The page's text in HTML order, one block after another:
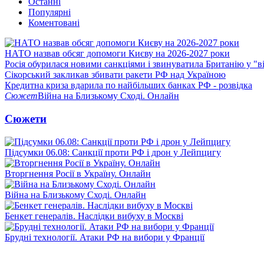
Популярні
Коментовані
НАТО назвав обсяг допомоги Києву на 2026-2027 роки
Росія обурилася новими санкціями і звинуватила Британію у
Сікорський закликав збивати ракети РФ над Україною
Кредитна криза вдарила по найбільших банках РФ - розвідка
СюжетВійна на Близькому Сході. Онлайн
Сюжети
Підсумки 06.08: Санкції проти РФ і дрон у Лейпцигу
Вторгнення Росії в Україну. Онлайн
Війна на Близькому Сході. Онлайн
Бенкет генералів. Наслідки вибуху в Москві
Брудні технології. Атаки РФ на вибори у Франції